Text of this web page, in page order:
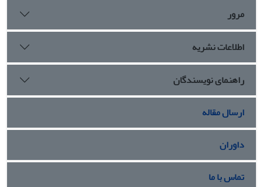
مرور
اطلاعات نشریه
راهنمای نویسندگان
ارسال مقاله
داوران
تماس با ما